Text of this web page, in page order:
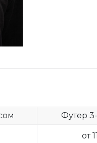
Футер
от